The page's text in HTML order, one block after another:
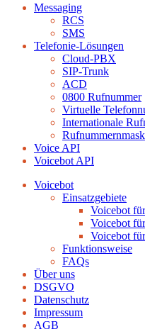
Messaging
RCS
SMS
Telefonie-Lösungen
Cloud-PBX
SIP-Trunk
ACD
0800 Rufnummer
Virtuelle
Internationale
Voice API
Voicebot API
Voicebot
Einsatzgebiete
Voicebot
Voicebot
Voicebot
Funktionsweise
FAQs
Über uns
DSGVO
Datenschutz
Impressum
AGB